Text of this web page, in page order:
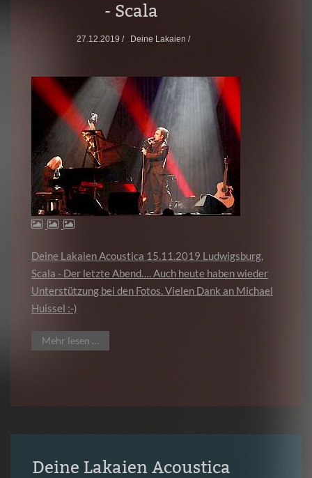
- Scala
27.12.2019 / Deine Lakaien /
Deine Lakaien Acoustica 15.11.2019 Ludwigsburg,
Scala - Der letzte Abend…. Auch heute haben wieder
Unterstützung bei den Fotos. Vielen Dank an Michael
Huissel :-)
Mehr lesen …
Deine Lakaien Acoustica